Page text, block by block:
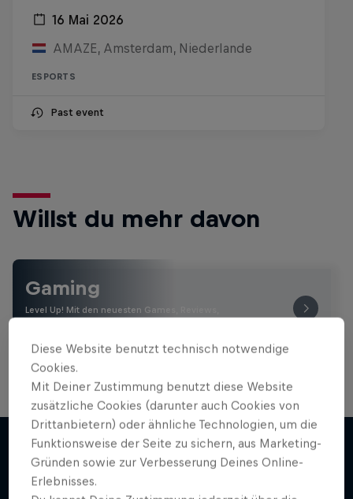
16 Mai 2026
AMAZE, Amsterdam, Niederlande
ESPORTS
Past event
Willst du mehr davon
Gaming
Level Up! Mit den neuesten Games, Reviews,
Weiter geht´s hier
Diese Website benutzt technisch notwendige
Cookies.
Mit Deiner Zustimmung benutzt diese Website
zusätzliche Cookies (darunter auch Cookies von
Drittanbietern) oder ähnliche Technologien, um die
Funktionsweise der Seite zu sichern, aus Marketing-
Gründen sowie zur Verbesserung Deines Online-
Erlebnisses.